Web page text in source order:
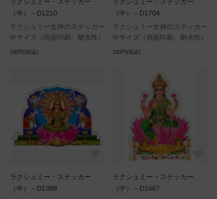
ラクシュミー・ステッカー
（中）－D1210
ラクシュミー女神のステッカー
中サイズ（両面印刷、耐水性）
180円(税込)
ラクシュミー・ステッカー
（中）－D1704
ラクシュミー女神のステッカー
中サイズ（両面印刷、耐水性）
180円(税込)
ラクシュミー・ステッカー
（中）－D1388
ラクシュミー・ステッカー
（中）－D2467